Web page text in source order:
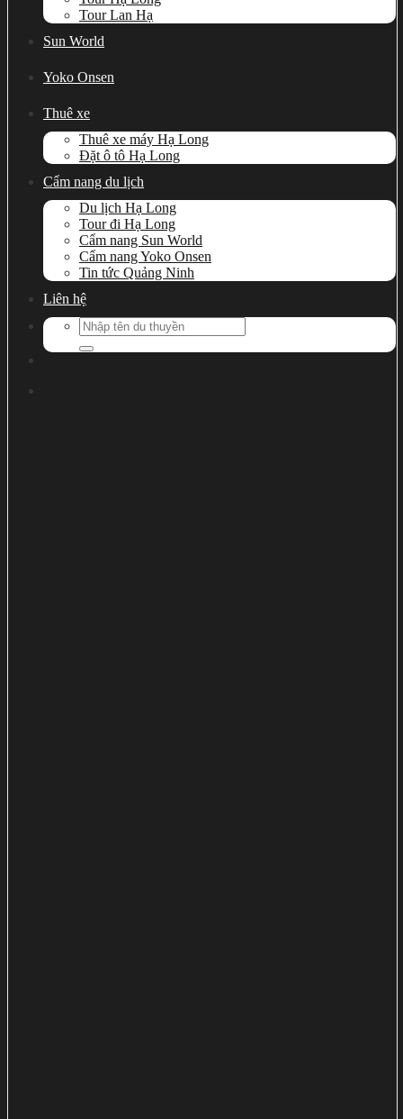
Tour Lan Hạ
Sun World
Yoko Onsen
Thuê xe
Thuê xe máy Hạ Long
Đặt ô tô Hạ Long
Cẩm nang du lịch
Du lịch Hạ Long
Tour đi Hạ Long
Cẩm nang Sun World
Cẩm nang Yoko Onsen
Tin tức Quảng Ninh
Liên hệ
Search
for: